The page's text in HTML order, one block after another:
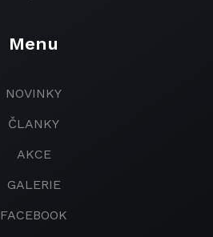
Menu
NOVINKY
ČLANKY
AKCE
GALERIE
FACEBOOK